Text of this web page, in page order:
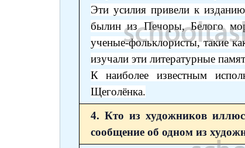
Эти усилия привели к
былин из Печоры, Белого
ученые-фольклористы, такие
изучали эти литературные
К наиболее известным
Щеголёнка.
4. Кто из художников
сообщение об одном из